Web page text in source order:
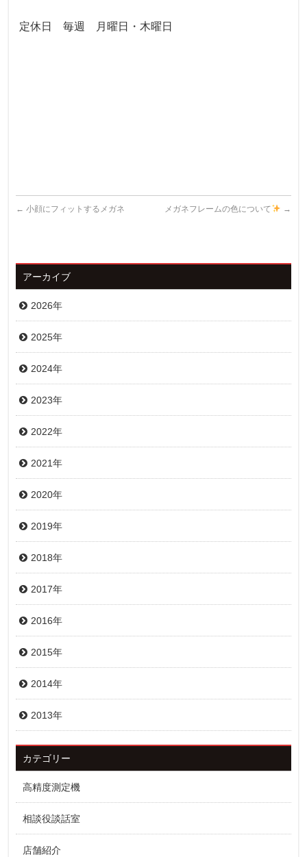
定休日 毎週 月曜日・木曜日
← 小顔にフィットするメガネ メガネフレームの色について →
アーカイブ
2026年
2025年
2024年
2023年
2022年
2021年
2020年
2019年
2018年
2017年
2016年
2015年
2014年
2013年
カテゴリー
高精度測定機
相談役談話室
店舗紹介